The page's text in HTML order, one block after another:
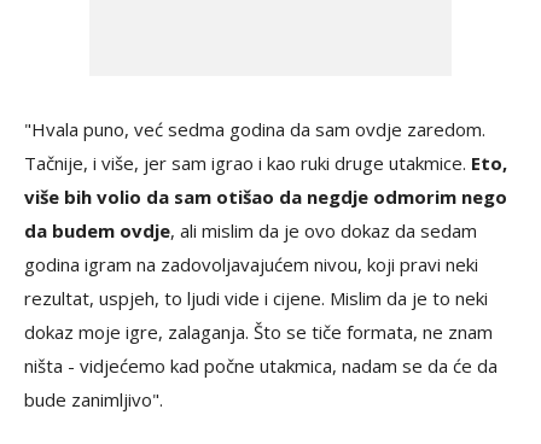
"Hvala puno, već sedma godina da sam ovdje zaredom.
Tačnije, i više, jer sam igrao i kao ruki druge utakmice. Eto,
više bih volio da sam otišao da negdje odmorim nego
da budem ovdje, ali mislim da je ovo dokaz da sedam
godina igram na zadovoljavajućem nivou, koji pravi neki
rezultat, uspjeh, to ljudi vide i cijene. Mislim da je to neki
dokaz moje igre, zalaganja. Što se tiče formata, ne znam
ništa - vidjećemo kad počne utakmica, nadam se da će da
bude zanimljivo".